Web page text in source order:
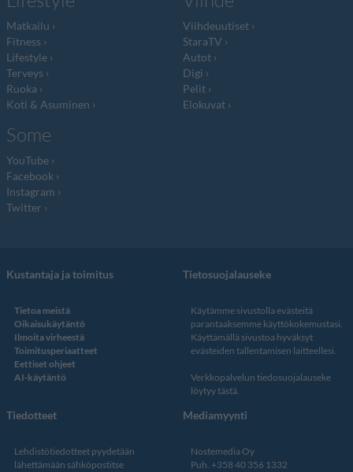
Matkailu
Fitness
Lifestyle
Terveys
Ruoka
Koti & Asuminen
Viihdeuutiset
StaraTV
Autot
Digi
Pelit
Elokuvat
Some
YouTube
Facebook
Instagram
Twitter
Kustantaja ja toimitus
Tietoa meistä
Oikaisukäytäntö
Ilmoita virheestä
Toimitusperiaatteet
Eettiset ohjeet
AI-käytäntö
Tietosuojalauseke
Käytämme sivustolla evästeitä
parantaaksemme käyttökokemustasi.
Käyttämällä sivustoa hyväksyt
evästeiden tallentamisen laitteellesi.
Verkkopalvelun tiedosuojalauseke
löytyy tästä.
Tiedotteet
Lehdistötiedotteet pyydetään
lähettämään sähköpostitse
Mediamyynti
Nostemedia Oy
Puh. +358 40 356 1332